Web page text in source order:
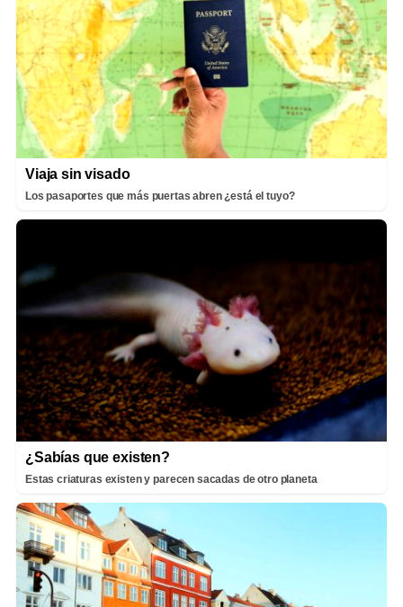
Viaja sin visado
Los pasaportes que más puertas abren ¿está el tuyo?
¿Sabías que existen?
Estas criaturas existen y parecen sacadas de otro planeta